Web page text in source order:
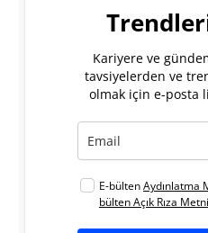
Kariyere ve
tavsiyelerden ve
olmak için e-posta
E-bültenAydınlatma
bülten Açık Rıza Metni